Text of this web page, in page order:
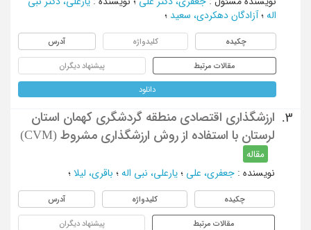
اله ؛ آزادگان دهکردی، سعید ؛
چکیده کلیدواژه آدرس
مقالات مرتبط پیشنهاد دیگران
دانلود
3.
ارزشگذاری اقتصادی منطقه گردشگری کهمان استان
لرستان با استفاده از روش ارزشگذاری مشروط (CVM)
مقاله
نویسنده : جعفری، علی ؛ یارعلی، نبی اله ؛ باقری، لیلا ؛
چکیده کلیدواژه آدرس
مقالات مرتبط پیشنهاد دیگران